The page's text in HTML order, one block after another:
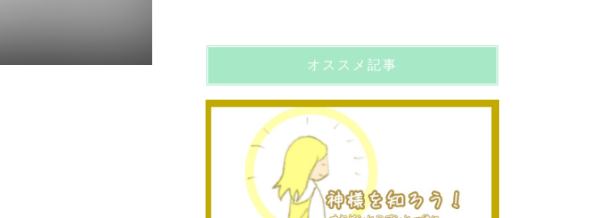
オススメ記事